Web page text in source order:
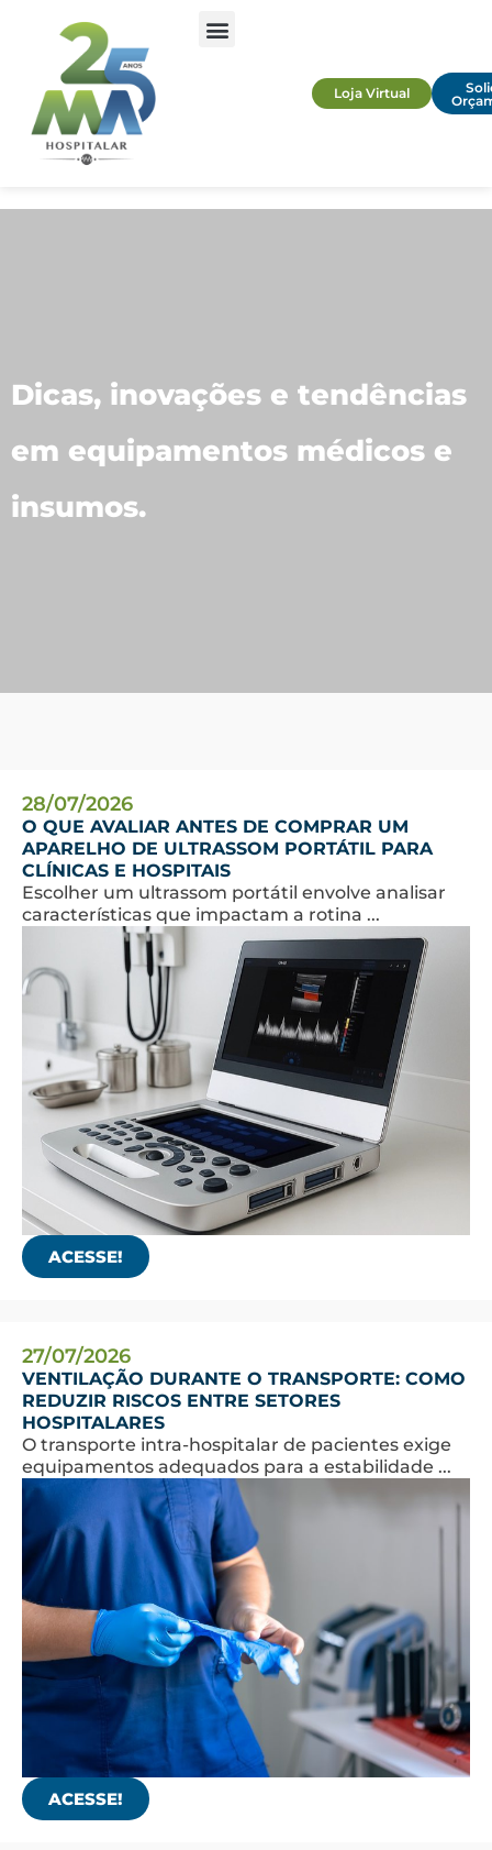
Loja Virtual
Dicas, inovações e tendências
em equipamentos médicos e
insumos.
28/07/2026
O QUE AVALIAR ANTES DE COMPRAR UM
APARELHO DE ULTRASSOM PORTÁTIL PARA
CLÍNICAS E HOSPITAIS
Escolher um ultrassom portátil envolve analisar
características que impactam a rotina ...
ACESSE!
27/07/2026
VENTILAÇÃO DURANTE O TRANSPORTE: COMO
REDUZIR RISCOS ENTRE SETORES
HOSPITALARES
O transporte intra-hospitalar de pacientes exige
equipamentos adequados para a estabilidade ...
ACESSE!